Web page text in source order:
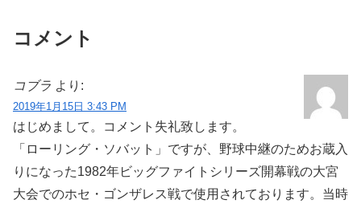
コメント
コブラ より:
2019年1月15日 3:43 PM
はじめまして。コメント失礼致します。
「ローリング・ソバット」ですが、野球中継のためお蔵入
りになった1982年ビッグファイトシリーズ開幕戦の大宮
大会でのホセ・ゴンザレス戦で使用されております。当時